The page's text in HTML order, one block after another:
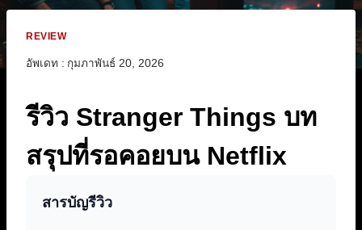
REVIEW
อัพเดท : กุมภาพันธ์ 20, 2026
รีวิว Stranger Things บท
สรุปที่รอคอยบน Netflix
สารบัญรีวิว